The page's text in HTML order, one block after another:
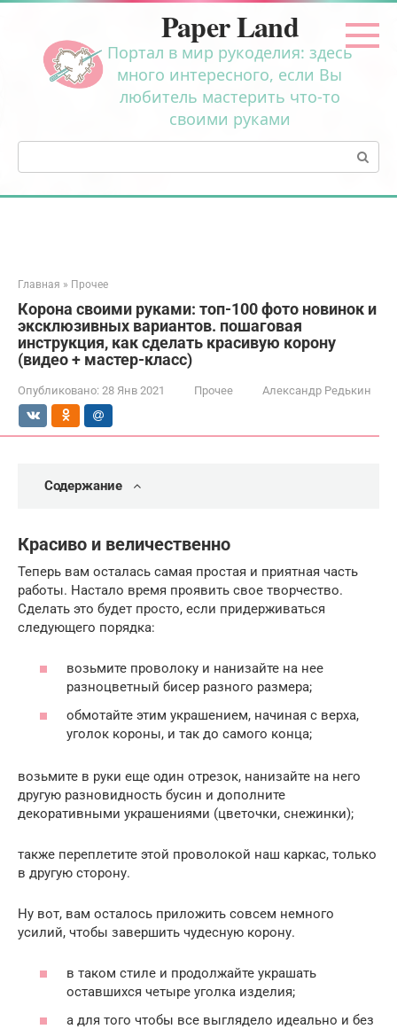
Перейти
контенту
Paper Land
Портал в мир рукоделия: здесь
много интересного, если Вы
любитель мастерить что-то
своими руками
Поиск:
Главная » Прочее
Корона своими руками: топ-100 фото новинок и
эксклюзивных вариантов. пошаговая
инструкция, как сделать красивую корону
(видео + мастер-класс)
Опубликовано: 28 Янв 2021 Прочее Александр Редькин
Содержание
Красиво и величественно
Теперь вам осталась самая простая и приятная часть
работы. Настало время проявить свое творчество.
Сделать это будет просто, если придерживаться
следующего порядка:
возьмите проволоку и нанизайте на нее
разноцветный бисер разного размера;
обмотайте этим украшением, начиная с верха,
уголок короны, и так до самого конца;
возьмите в руки еще один отрезок, нанизайте на него
другую разновидность бусин и дополните
декоративными украшениями (цветочки, снежинки);
также переплетите этой проволокой наш каркас, только
в другую сторону.
Ну вот, вам осталось приложить совсем немного
усилий, чтобы завершить чудесную корону.
в таком стиле и продолжайте украшать
оставшихся четыре уголка изделия;
а для того чтобы все выглядело идеально и без